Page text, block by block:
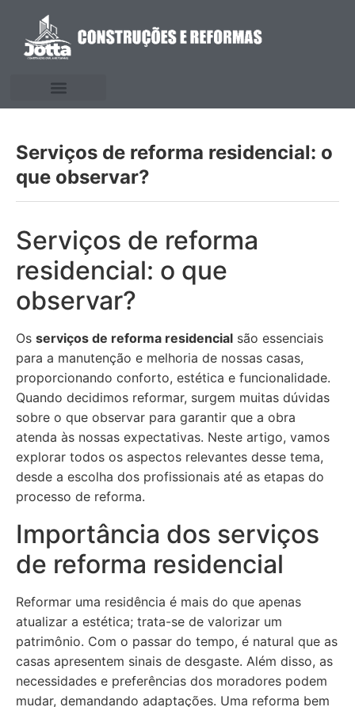
Serviços de reforma residencial: o
que observar?
Serviços de reforma
residencial: o que
observar?
Os serviços de reforma residencial são essenciais
para a manutenção e melhoria de nossas casas,
proporcionando conforto, estética e funcionalidade.
Quando decidimos reformar, surgem muitas dúvidas
sobre o que observar para garantir que a obra
atenda às nossas expectativas. Neste artigo, vamos
explorar todos os aspectos relevantes desse tema,
desde a escolha dos profissionais até as etapas do
processo de reforma.
Importância dos serviços
de reforma residencial
Reformar uma residência é mais do que apenas
atualizar a estética; trata-se de valorizar um
patrimônio. Com o passar do tempo, é natural que as
casas apresentem sinais de desgaste. Além disso, as
necessidades e preferências dos moradores podem
mudar, demandando adaptações. Uma reforma bem